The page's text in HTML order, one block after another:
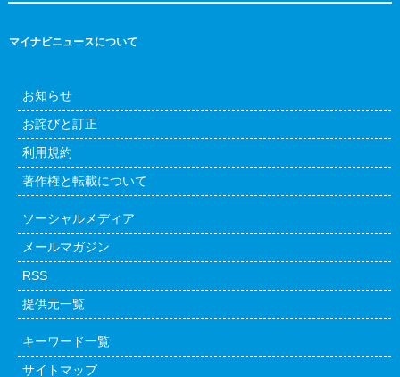
マイナビニュースについて
お知らせ
お詫びと訂正
利用規約
著作権と転載について
ソーシャルメディア
メールマガジン
RSS
提供元一覧
キーワード一覧
サイトマップ